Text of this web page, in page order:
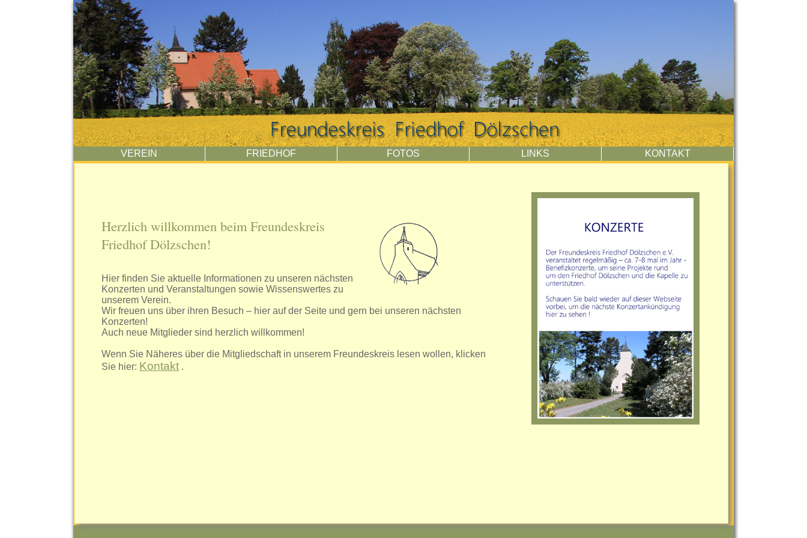
KONTAKT
LINKS
FOTOS
FRIEDHOF
VEREIN
Herzlich willkommen beim Freundeskreis
Friedhof Dölzschen!
Hier finden Sie aktuelle Informationen zu unseren nächsten
Konzerten und Veranstaltungen sowie Wissenswertes zu
unserem Verein.
Wir freuen uns über ihren Besuch – hier auf der Seite und gern bei unseren nächsten
Konzerten!
Auch neue Mitglieder sind herzlich willkommen!
Wenn Sie Näheres über die Mitgliedschaft in unserem Freundeskreis lesen wollen, klicken
Sie hier: Kontakt.